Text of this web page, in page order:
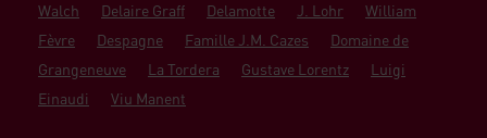
Walch
Delaire Graff Delamotte J. Lohr
William
Fèvre
Despagne Famille J.M. Cazes
Domaine de
Grangeneuve
La Tordera Gustave Lorentz
Luigi
Einaudi
Viu Manent